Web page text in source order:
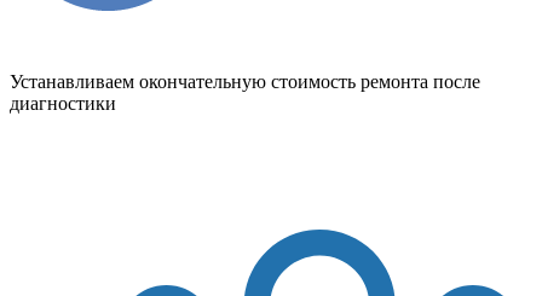
Устанавливаем окончательную стоимость ремонта после
диагностики